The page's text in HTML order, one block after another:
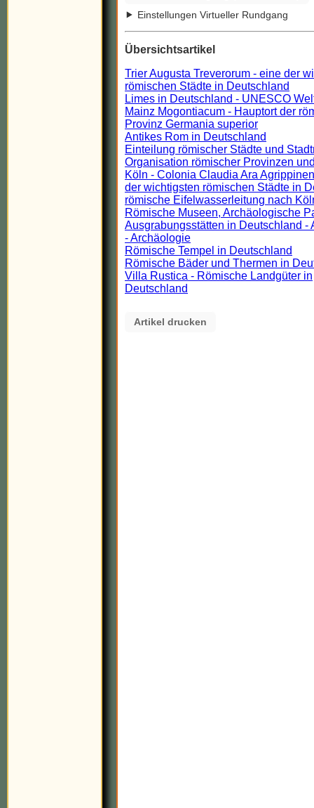
Einstellungen Virtueller Rundgang
Übersichtsartikel
Trier Augusta Treverorum - eine der
römischen Städte in Deutschland
Limes in Deutschland - UNESCO
Mainz Mogontiacum - Hauptort der
Provinz Germania superior
Antikes Rom in Deutschland
Einteilung römischer Städte und
Organisation römischer Provinzen
Köln - Colonia Claudia Ara
der wichtigsten römischen Städte in
römische Eifelwasserleitung nach
Römische Museen, Archäologische
Ausgrabungsstätten in Deutschland -
- Archäologie
Römische Tempel in Deutschland
Römische Bäder und Thermen in
Villa Rustica - Römische Landgüter in
Deutschland
Artikel drucken